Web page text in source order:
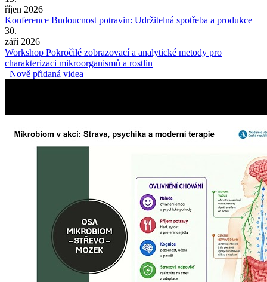
říjen 2026
Konference Budoucnost potravin: Udržitelná spotřeba a produkce
30.
září 2026
Workshop Pokročilé zobrazovací a analytické metody pro
charakterizaci mikroorganismů a rostlin
Nově přidaná videa